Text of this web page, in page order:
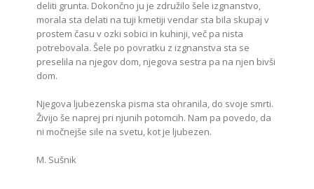
deliti grunta. Dokončno ju je združilo šele izgnanstvo,
morala sta delati na tuji kmetiji vendar sta bila skupaj v
prostem času v ozki sobici in kuhinji, več pa nista
potrebovala. Šele po povratku z izgnanstva sta se
preselila na njegov dom, njegova sestra pa na njen bivši
dom.
Njegova ljubezenska pisma sta ohranila, do svoje smrti.
Živijo še naprej pri njunih potomcih. Nam pa povedo, da
ni močnejše sile na svetu, kot je ljubezen.
M. Sušnik